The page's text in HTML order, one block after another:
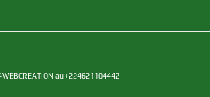
au +224621104442